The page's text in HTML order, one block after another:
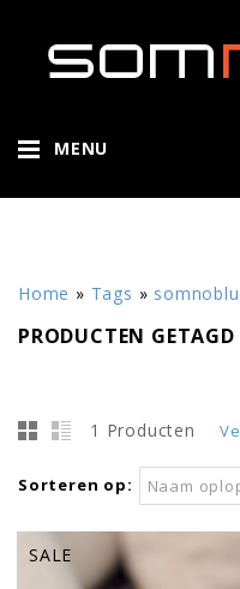
MENU
Home » Tags »
PRODUCTEN
1 Producten
Sorteren op: Naam
SALE